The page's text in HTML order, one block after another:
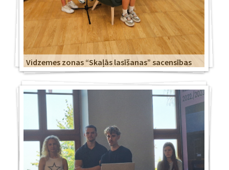
Vidzemes zonas “Skaļās lasīšanas” sacensības